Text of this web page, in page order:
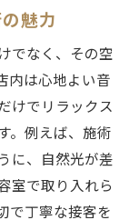
魅力
でなく、その空
内は心地よい音
けでリラックス
。例えば、施術
に、自然光が差
室で取り入れら
で丁寧な接客を